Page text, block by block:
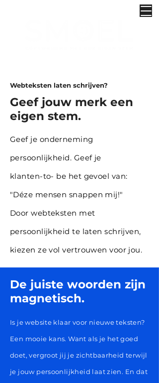
Webteksten laten schrijven?
Geef jouw merk een
eigen stem.
Geef je onderneming
persoonlijkheid. Geef je
klanten-to- be het gevoel van:
"Déze mensen snappen mij!"
Door webteksten met
persoonlijkheid te laten schrijven,
kiezen ze vol vertrouwen voor jou.
De juiste woorden zijn
magnetisch.
Is je website klaar voor nieuwe teksten?
Een mooie kans. Want als je het goed
doet, vergroot jij je zichtbaarheid terwijl
je jouw persoonlijkheid laat zien. En dat